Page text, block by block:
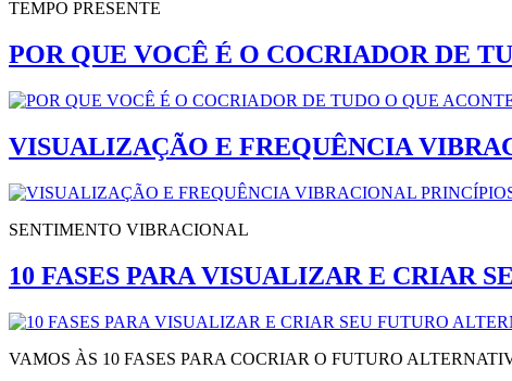
TEMPO PRESENTE
POR QUE VOCÊ É O COCRIADOR DE
VISUALIZAÇÃO E FREQUÊNCIA
SENTIMENTO VIBRACIONAL
10 FASES PARA VISUALIZAR E CRIAR
VAMOS ÀS 10 FASES PARA COCRIAR O FUTURO